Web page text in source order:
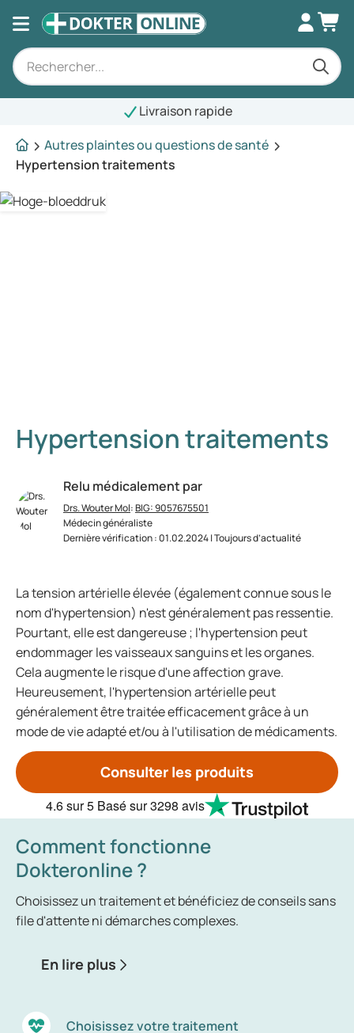
Livraison rapide
Autres plaintes ou questions de santé
Hypertension traitements
Hypertension traitements
Relu médicalement par
Drs. Wouter Mol:BIG: 9057675501
Médecin généraliste
Dernière vérification : 01.02.2024 | Toujours d’actualité
La tension artérielle élevée (également connue sous le
nom d'hypertension) n'est généralement pas ressentie.
Pourtant, elle est dangereuse ; l'hypertension peut
endommager les vaisseaux sanguins et les organes.
Cela augmente le risque d'une affection grave.
Heureusement, l'hypertension artérielle peut
généralement être traitée efficacement grâce à un
mode de vie adapté et/ou à l'utilisation de médicaments.
Consulter les produits
4.6sur 5 Basé sur3298 avis
Comment fonctionne
Dokteronline ?
Choisissez un traitement et bénéficiez de conseils sans
file d'attente ni démarches complexes.
En lire plus
Choisissez votre traitement